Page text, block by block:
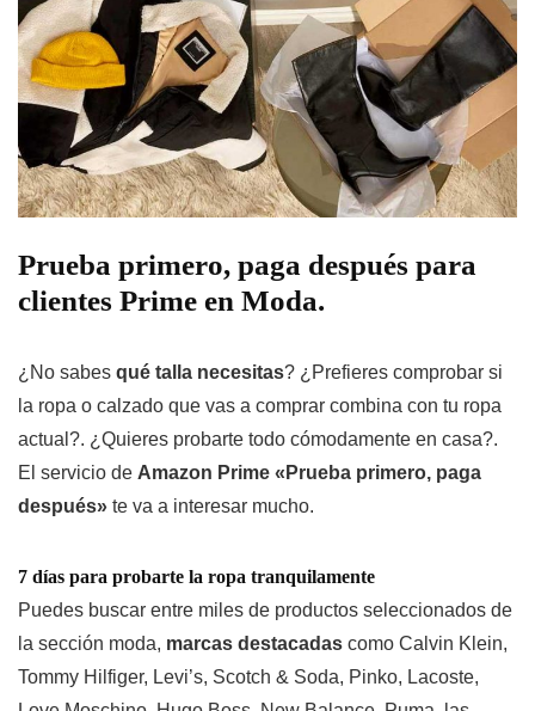
Prueba primero, paga después para
clientes Prime en Moda.
¿No sabes qué talla necesitas? ¿Prefieres comprobar si
la ropa o calzado que vas a comprar combina con tu ropa
actual?. ¿Quieres probarte todo cómodamente en casa?.
El servicio de Amazon Prime «Prueba primero, paga
después» te va a interesar mucho.
7 días para probarte la ropa tranquilamente
Puedes buscar entre miles de productos seleccionados de
la sección moda, marcas destacadas como Calvin Klein,
Tommy Hilfiger, Levi’s, Scotch & Soda, Pinko, Lacoste,